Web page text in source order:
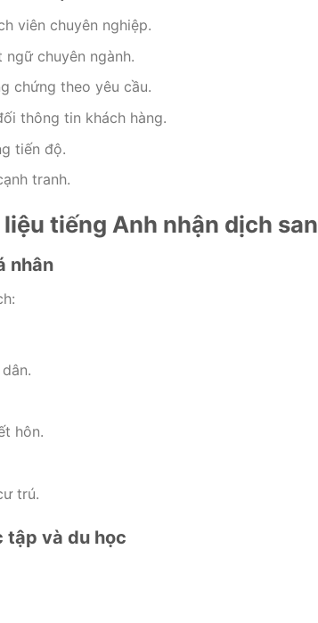
viên chuyên nghiệp.
ngữ chuyên ngành.
chứng theo yêu cầu.
thông tin khách hàng.
tiến độ.
tranh.
tiếng Anh nhận dịch
nhân
hôn.
trú.
tập và du học